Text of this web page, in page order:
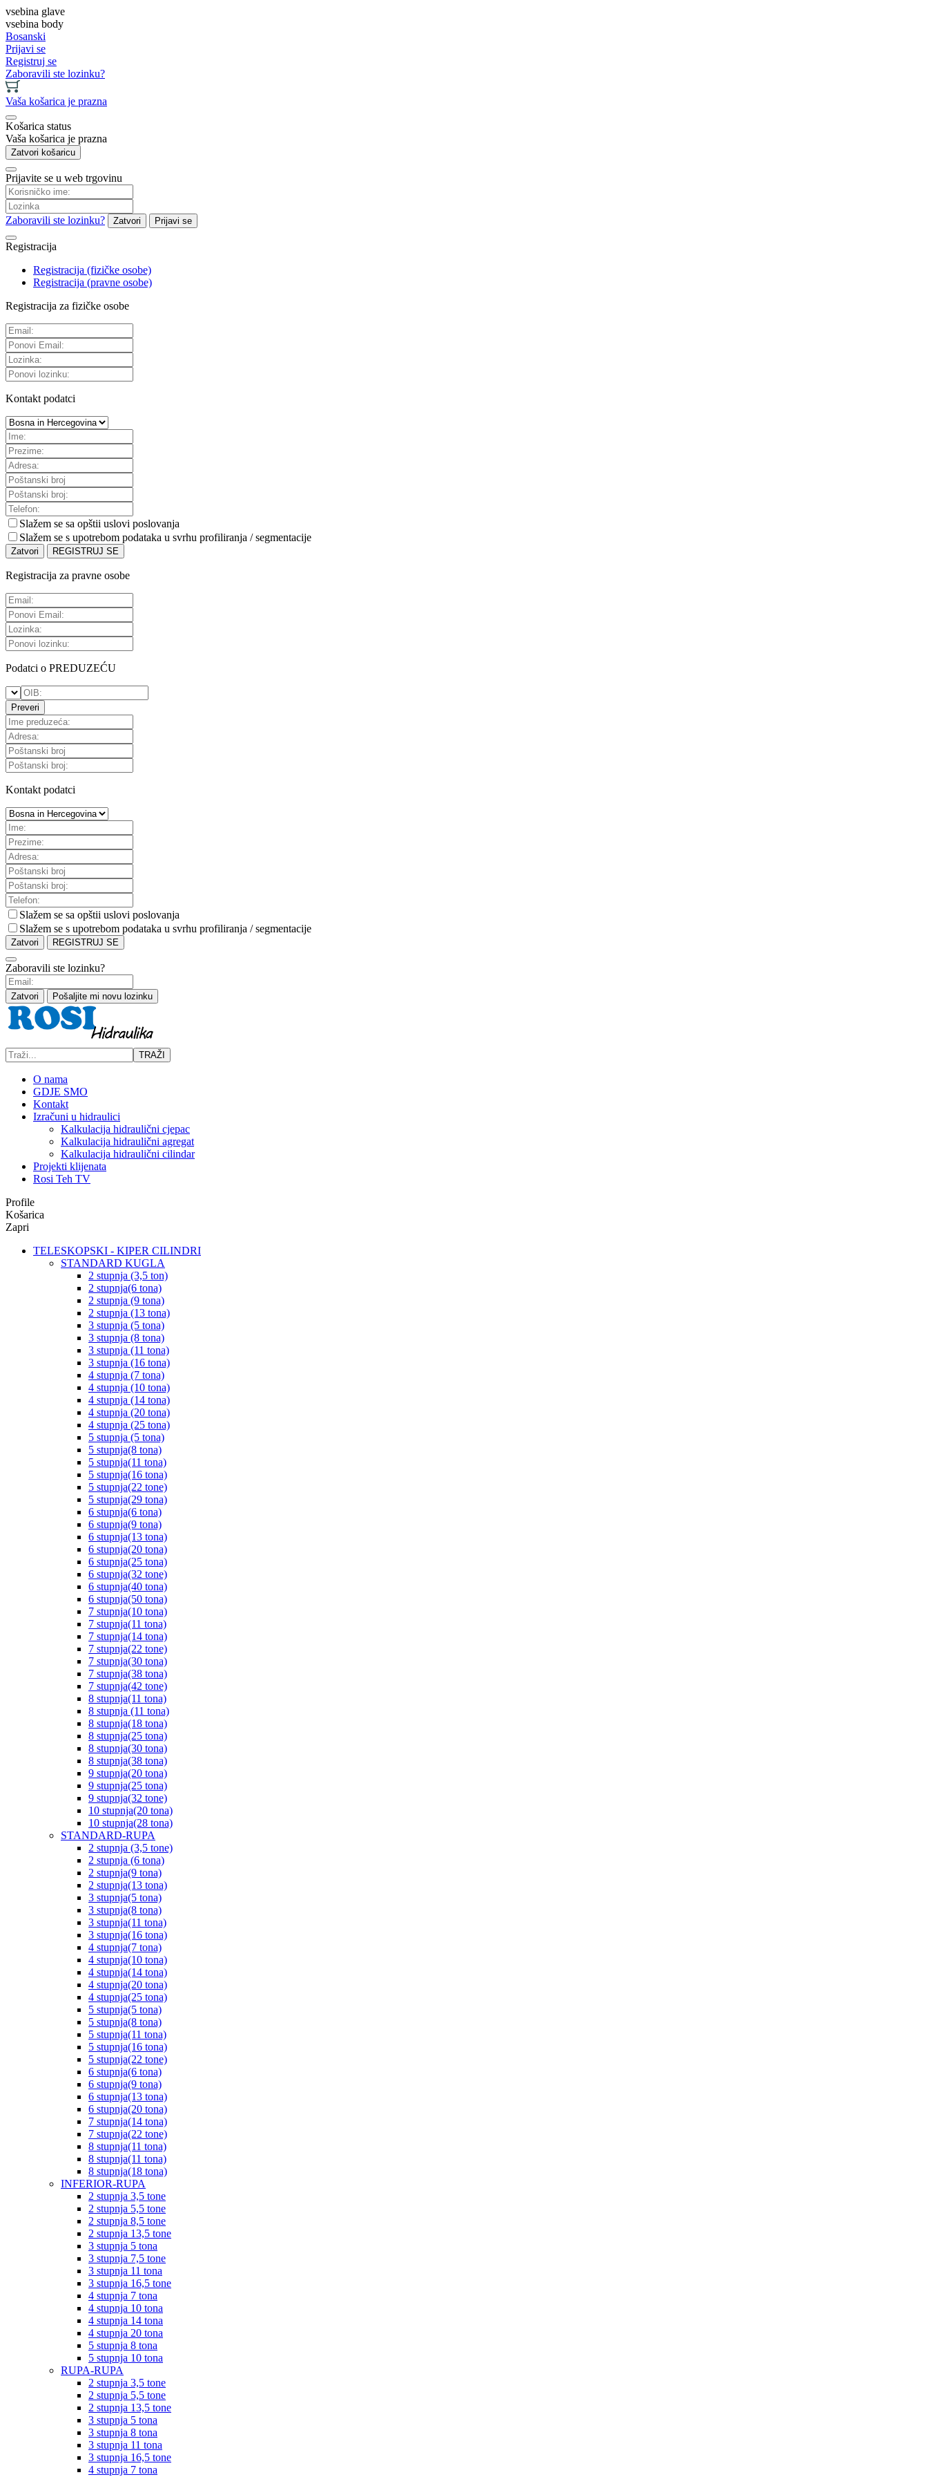
vsebina glave
vsebina body
Bosanski
Prijavi se
Registruj se
Zaboravili ste lozinku?
Vaša košarica je prazna
Košarica status
Vaša košarica je prazna
Zatvori košaricu
Prijavite se u web trgovinu
Zaboravili ste lozinku? Zatvori Prijavi se
Registracija
Registracija (fizičke osobe)
Registracija (pravne osobe)
Registracija za fizičke osobe
Kontakt podatci
Slažem se sa opštii uslovi poslovanja
Slažem se s upotrebom podataka u svrhu profiliranja / segmentacije
Zatvori REGISTRUJ SE
Registracija za pravne osobe
Podatci o PREDUZEĆU
Preveri
Kontakt podatci
Slažem se sa opštii uslovi poslovanja
Slažem se s upotrebom podataka u svrhu profiliranja / segmentacije
Zatvori REGISTRUJ SE
Zaboravili ste lozinku?
Zatvori Pošaljite mi novu lozinku
TRAŽI
O nama
GDJE SMO
Kontakt
Izračuni u hidraulici
Kalkulacija hidraulični cjepac
Kalkulacija hidraulični agregat
Kalkulacija hidraulični cilindar
Projekti klijenata
Rosi Teh TV
Profile
Košarica
Zapri
TELESKOPSKI - KIPER CILINDRI
STANDARD KUGLA
2 stupnja (3,5 ton)
2 stupnja(6 tona)
2 stupnja (9 tona)
2 stupnja (13 tona)
3 stupnja (5 tona)
3 stupnja (8 tona)
3 stupnja (11 tona)
3 stupnja (16 tona)
4 stupnja (7 tona)
4 stupnja (10 tona)
4 stupnja (14 tona)
4 stupnja (20 tona)
4 stupnja (25 tona)
5 stupnja (5 tona)
5 stupnja(8 tona)
5 stupnja(11 tona)
5 stupnja(16 tona)
5 stupnja(22 tone)
5 stupnja(29 tona)
6 stupnja(6 tona)
6 stupnja(9 tona)
6 stupnja(13 tona)
6 stupnja(20 tona)
6 stupnja(25 tona)
6 stupnja(32 tone)
6 stupnja(40 tona)
6 stupnja(50 tona)
7 stupnja(10 tona)
7 stupnja(11 tona)
7 stupnja(14 tona)
7 stupnja(22 tone)
7 stupnja(30 tona)
7 stupnja(38 tona)
7 stupnja(42 tone)
8 stupnja(11 tona)
8 stupnja (11 tona)
8 stupnja(18 tona)
8 stupnja(25 tona)
8 stupnja(30 tona)
8 stupnja(38 tona)
9 stupnja(20 tona)
9 stupnja(25 tona)
9 stupnja(32 tone)
10 stupnja(20 tona)
10 stupnja(28 tona)
STANDARD-RUPA
2 stupnja (3,5 tone)
2 stupnja (6 tona)
2 stupnja(9 tona)
2 stupnja(13 tona)
3 stupnja(5 tona)
3 stupnja(8 tona)
3 stupnja(11 tona)
3 stupnja(16 tona)
4 stupnja(7 tona)
4 stupnja(10 tona)
4 stupnja(14 tona)
4 stupnja(20 tona)
4 stupnja(25 tona)
5 stupnja(5 tona)
5 stupnja(8 tona)
5 stupnja(11 tona)
5 stupnja(16 tona)
5 stupnja(22 tone)
6 stupnja(6 tona)
6 stupnja(9 tona)
6 stupnja(13 tona)
6 stupnja(20 tona)
7 stupnja(14 tona)
7 stupnja(22 tone)
8 stupnja(11 tona)
8 stupnja(11 tona)
8 stupnja(18 tona)
INFERIOR-RUPA
2 stupnja 3,5 tone
2 stupnja 5,5 tone
2 stupnja 8,5 tone
2 stupnja 13,5 tone
3 stupnja 5 tona
3 stupnja 7,5 tone
3 stupnja 11 tona
3 stupnja 16,5 tone
4 stupnja 7 tona
4 stupnja 10 tona
4 stupnja 14 tona
4 stupnja 20 tona
5 stupnja 8 tona
5 stupnja 10 tona
RUPA-RUPA
2 stupnja 3,5 tone
2 stupnja 5,5 tone
2 stupnja 13,5 tone
3 stupnja 5 tona
3 stupnja 8 tona
3 stupnja 11 tona
3 stupnja 16,5 tone
4 stupnja 7 tona